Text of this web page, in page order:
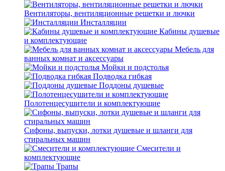
Вентиляторы, вентиляционные решетки и лючки
Инсталляции
Кабины душевые
и комплектующие
Мебель для
ванных комнат и аксессуары
Мойки и подстолья
Подводка гибкая
Поддоны душевые
Полотенцесушители и комплектующие
Сифоны, выпуски, лотки душевые и шланги для
стиральных машин
Смесители и
комплектующие
Трапы